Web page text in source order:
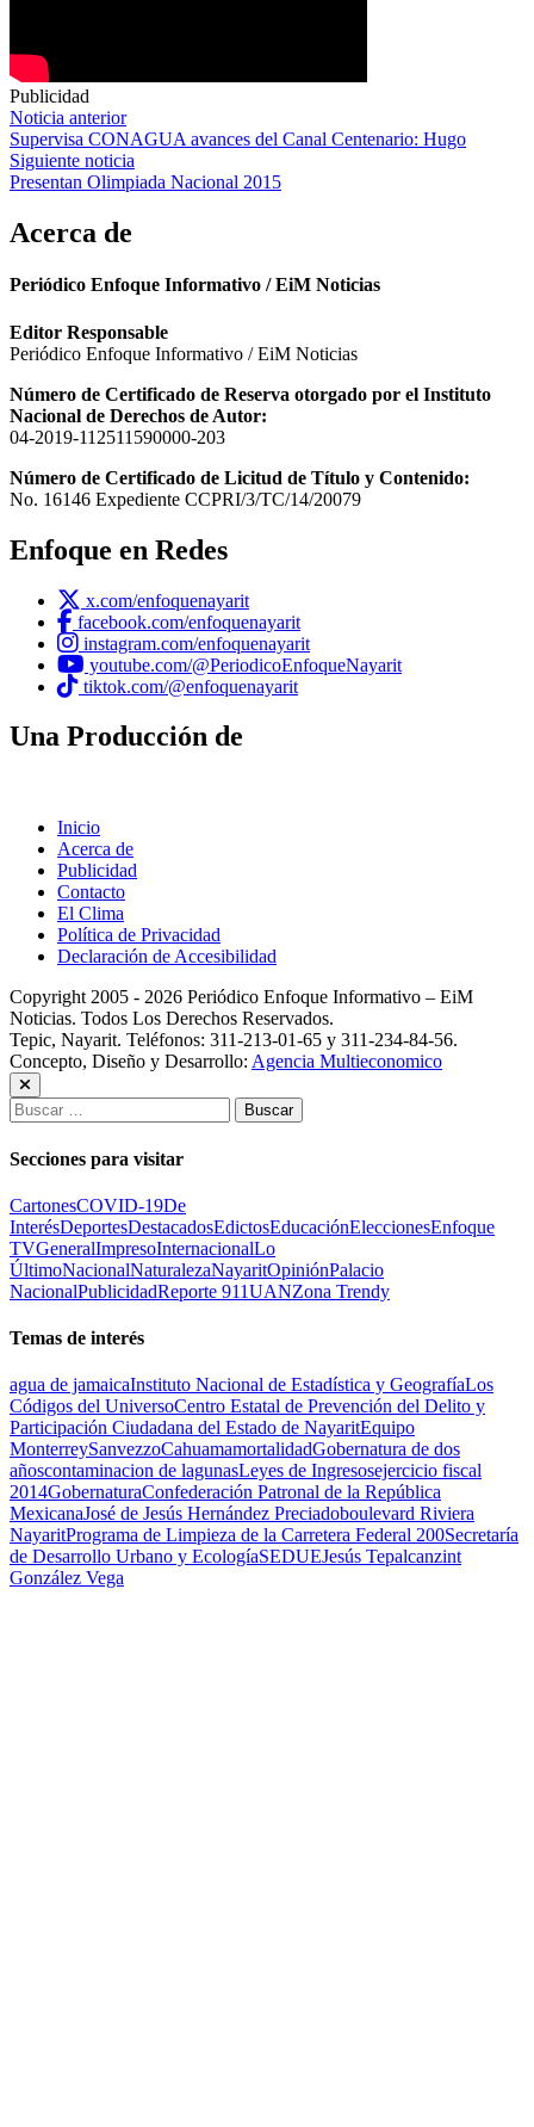
Publicidad
Navegación
de
entradas
Noticia anterior
Supervisa CONAGUA avances del Canal Centenario: Hugo
Siguiente noticia
Presentan Olimpiada Nacional 2015
Acerca de
Periódico Enfoque Informativo / EiM Noticias
Editor Responsable
Periódico Enfoque Informativo / EiM Noticias
Número de Certificado de Reserva otorgado por el Instituto
Nacional de Derechos de Autor:
04-2019-112511590000-203
Número de Certificado de Licitud de Título y Contenido:
No. 16146 Expediente CCPRI/3/TC/14/20079
Enfoque en Redes
x.com/enfoquenayarit
facebook.com/enfoquenayarit
instagram.com/enfoquenayarit
youtube.com/@PeriodicoEnfoqueNayarit
tiktok.com/@enfoquenayarit
Una Producción de
Inicio
Acerca de
Publicidad
Contacto
El Clima
Política de Privacidad
Declaración de Accesibilidad
Copyright 2005 - 2026 Periódico Enfoque Informativo – EiM
Noticias. Todos Los Derechos Reservados.
Tepic, Nayarit. Teléfonos: 311-213-01-65 y 311-234-84-56.
Concepto, Diseño y Desarrollo: Agencia Multieconomico
Buscar:
Secciones para visitar
CartonesCOVID-19De
InterésDeportesDestacadosEdictosEducaciónEleccionesEnfoque
TVGeneralImpresoInternacionalLo
ÚltimoNacionalNaturalezaNayaritOpiniónPalacio
NacionalPublicidadReporte 911UANZona Trendy
Temas de interés
agua de jamaicaInstituto Nacional de Estadística y GeografíaLos
Códigos del UniversoCentro Estatal de Prevención del Delito y
Participación Ciudadana del Estado de NayaritEquipo
MonterreySanvezzoCahuamamortalidadGobernatura de dos
añoscontaminacion de lagunasLeyes de Ingresosejercicio fiscal
2014GobernaturaConfederación Patronal de la República
MexicanaJosé de Jesús Hernández Preciadoboulevard Riviera
NayaritPrograma de Limpieza de la Carretera Federal 200Secretaría
de Desarrollo Urbano y EcologíaSEDUEJesús Tepalcanzint
González Vega